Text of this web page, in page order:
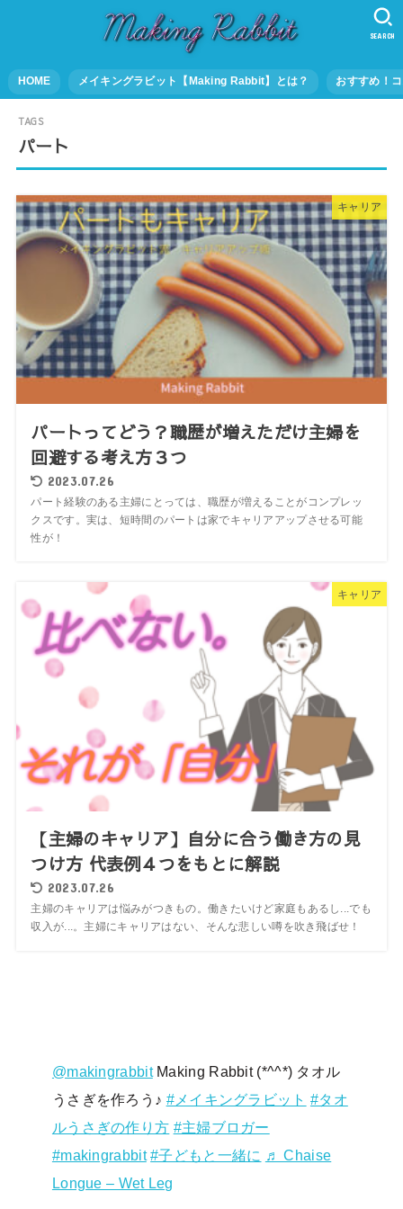
HOME メイキングラビット【Making Rabbit】とは？ おすすめ！
SEARCH
パート
キャリア
パートってどう？職歴が増えただけ主婦を
回避する考え方３つ
2023.07.26
パート経験のある主婦にとっては、職歴が増えることがコンプレッ
クスです。実は、短時間のパートは家でキャリアアップさせる可能
性が！
キャリア
【主婦のキャリア】自分に合う働き方の見
つけ方 代表例４つをもとに解説
2023.07.26
主婦のキャリアは悩みがつきもの。働きたいけど家庭もあるし...でも
収入が...。主婦にキャリアはない、そんな悲しい噂を吹き飛ばせ！
@makingrabbitMaking Rabbit (*^^*) タオル
うさぎを作ろう♪ #メイキングラビット #タオ
ルうさぎの作り方 #主婦ブロガー
#makingrabbit #子どもと一緒に ♬ Chaise
Longue – Wet Leg